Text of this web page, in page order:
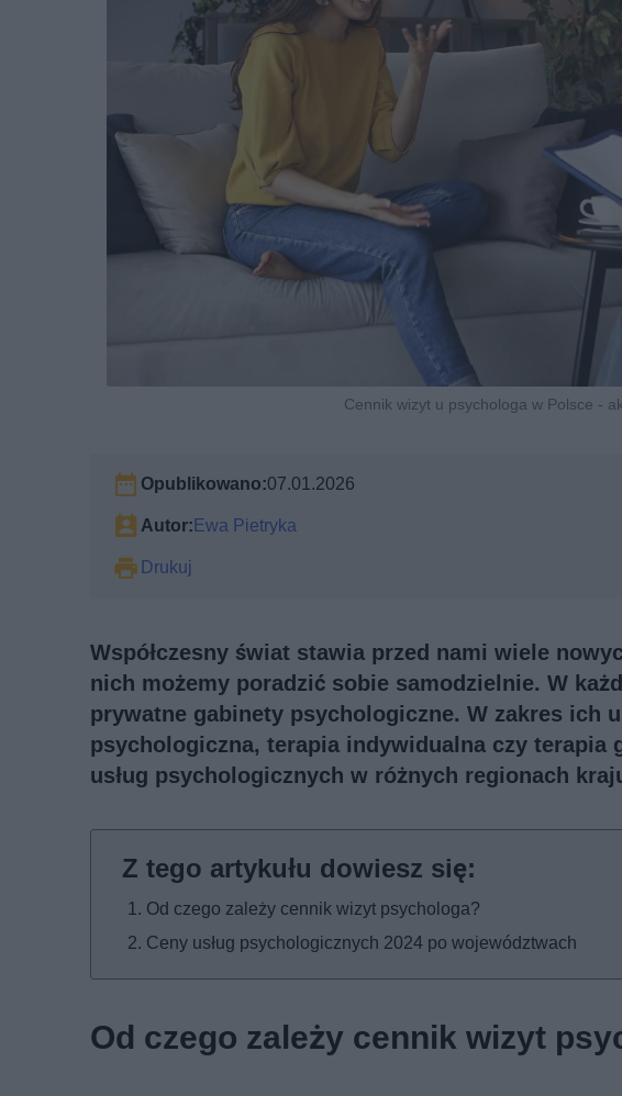
Cennik wizyt u psychologa w Polsce -
Opublikowano:07.01.2026
Autor:Ewa Pietryka
Drukuj
Współczesny świat stawia przed nami wiele
nich możemy poradzić sobie samodzielnie. W
prywatne gabinety psychologiczne. W zakres ich
psychologiczna, terapia indywidualna czy terapia
usług psychologicznych w różnych regionach
Od czego zależy cennik wizyt psychologa?
Ceny usług psychologicznych 2024 po województwach
Od czego zależy cennik wizyt